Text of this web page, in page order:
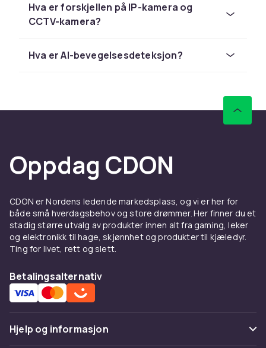
som skjer. Det finnes også modeller med
toveis lyd som lar deg kommunisere via
spotlights og alarmer som skremmer bort
inntrengere. Hvis du velger å investere mer i
oppløsning, HD-kvalitet som gir krystallklare
bilder både dag og natt. Får du av og til besøk
gjennom høyteknologiske
bevegelsessensorer. I noen tilfeller kan
solceller som du selv betjener etter behov.
Overvåkingskameraer –
tyvens verste fiende
Kameraovervåking er tyvens verste fiende, og
med hjelp av moderne teknologi kan du nå ta
opp hva som skjer – for eksempel tale eller
video – og få kameraet til å sende materialet til
deg via e-post. Innendørsmodeller er vanligvis
svært diskrete og glir inn i garasjen, gangen
Hva er forskjellen på IP-kamera og
CCTV-kamera?
Hva er AI-bevegelsesdeteksjon?
Oppdag CDON
CDON er Nordens ledende markedsplass, og vi er her for
både små hverdagsbehov og store drømmer. Her finner du et
stadig større utvalg av produkter innen alt fra gaming, leker
og elektronikk til hage, skjønnhet og produkter til kjæledyr.
Ting for livet, rett og slett.
Betalingsalternativ
Hjelp og informasjon